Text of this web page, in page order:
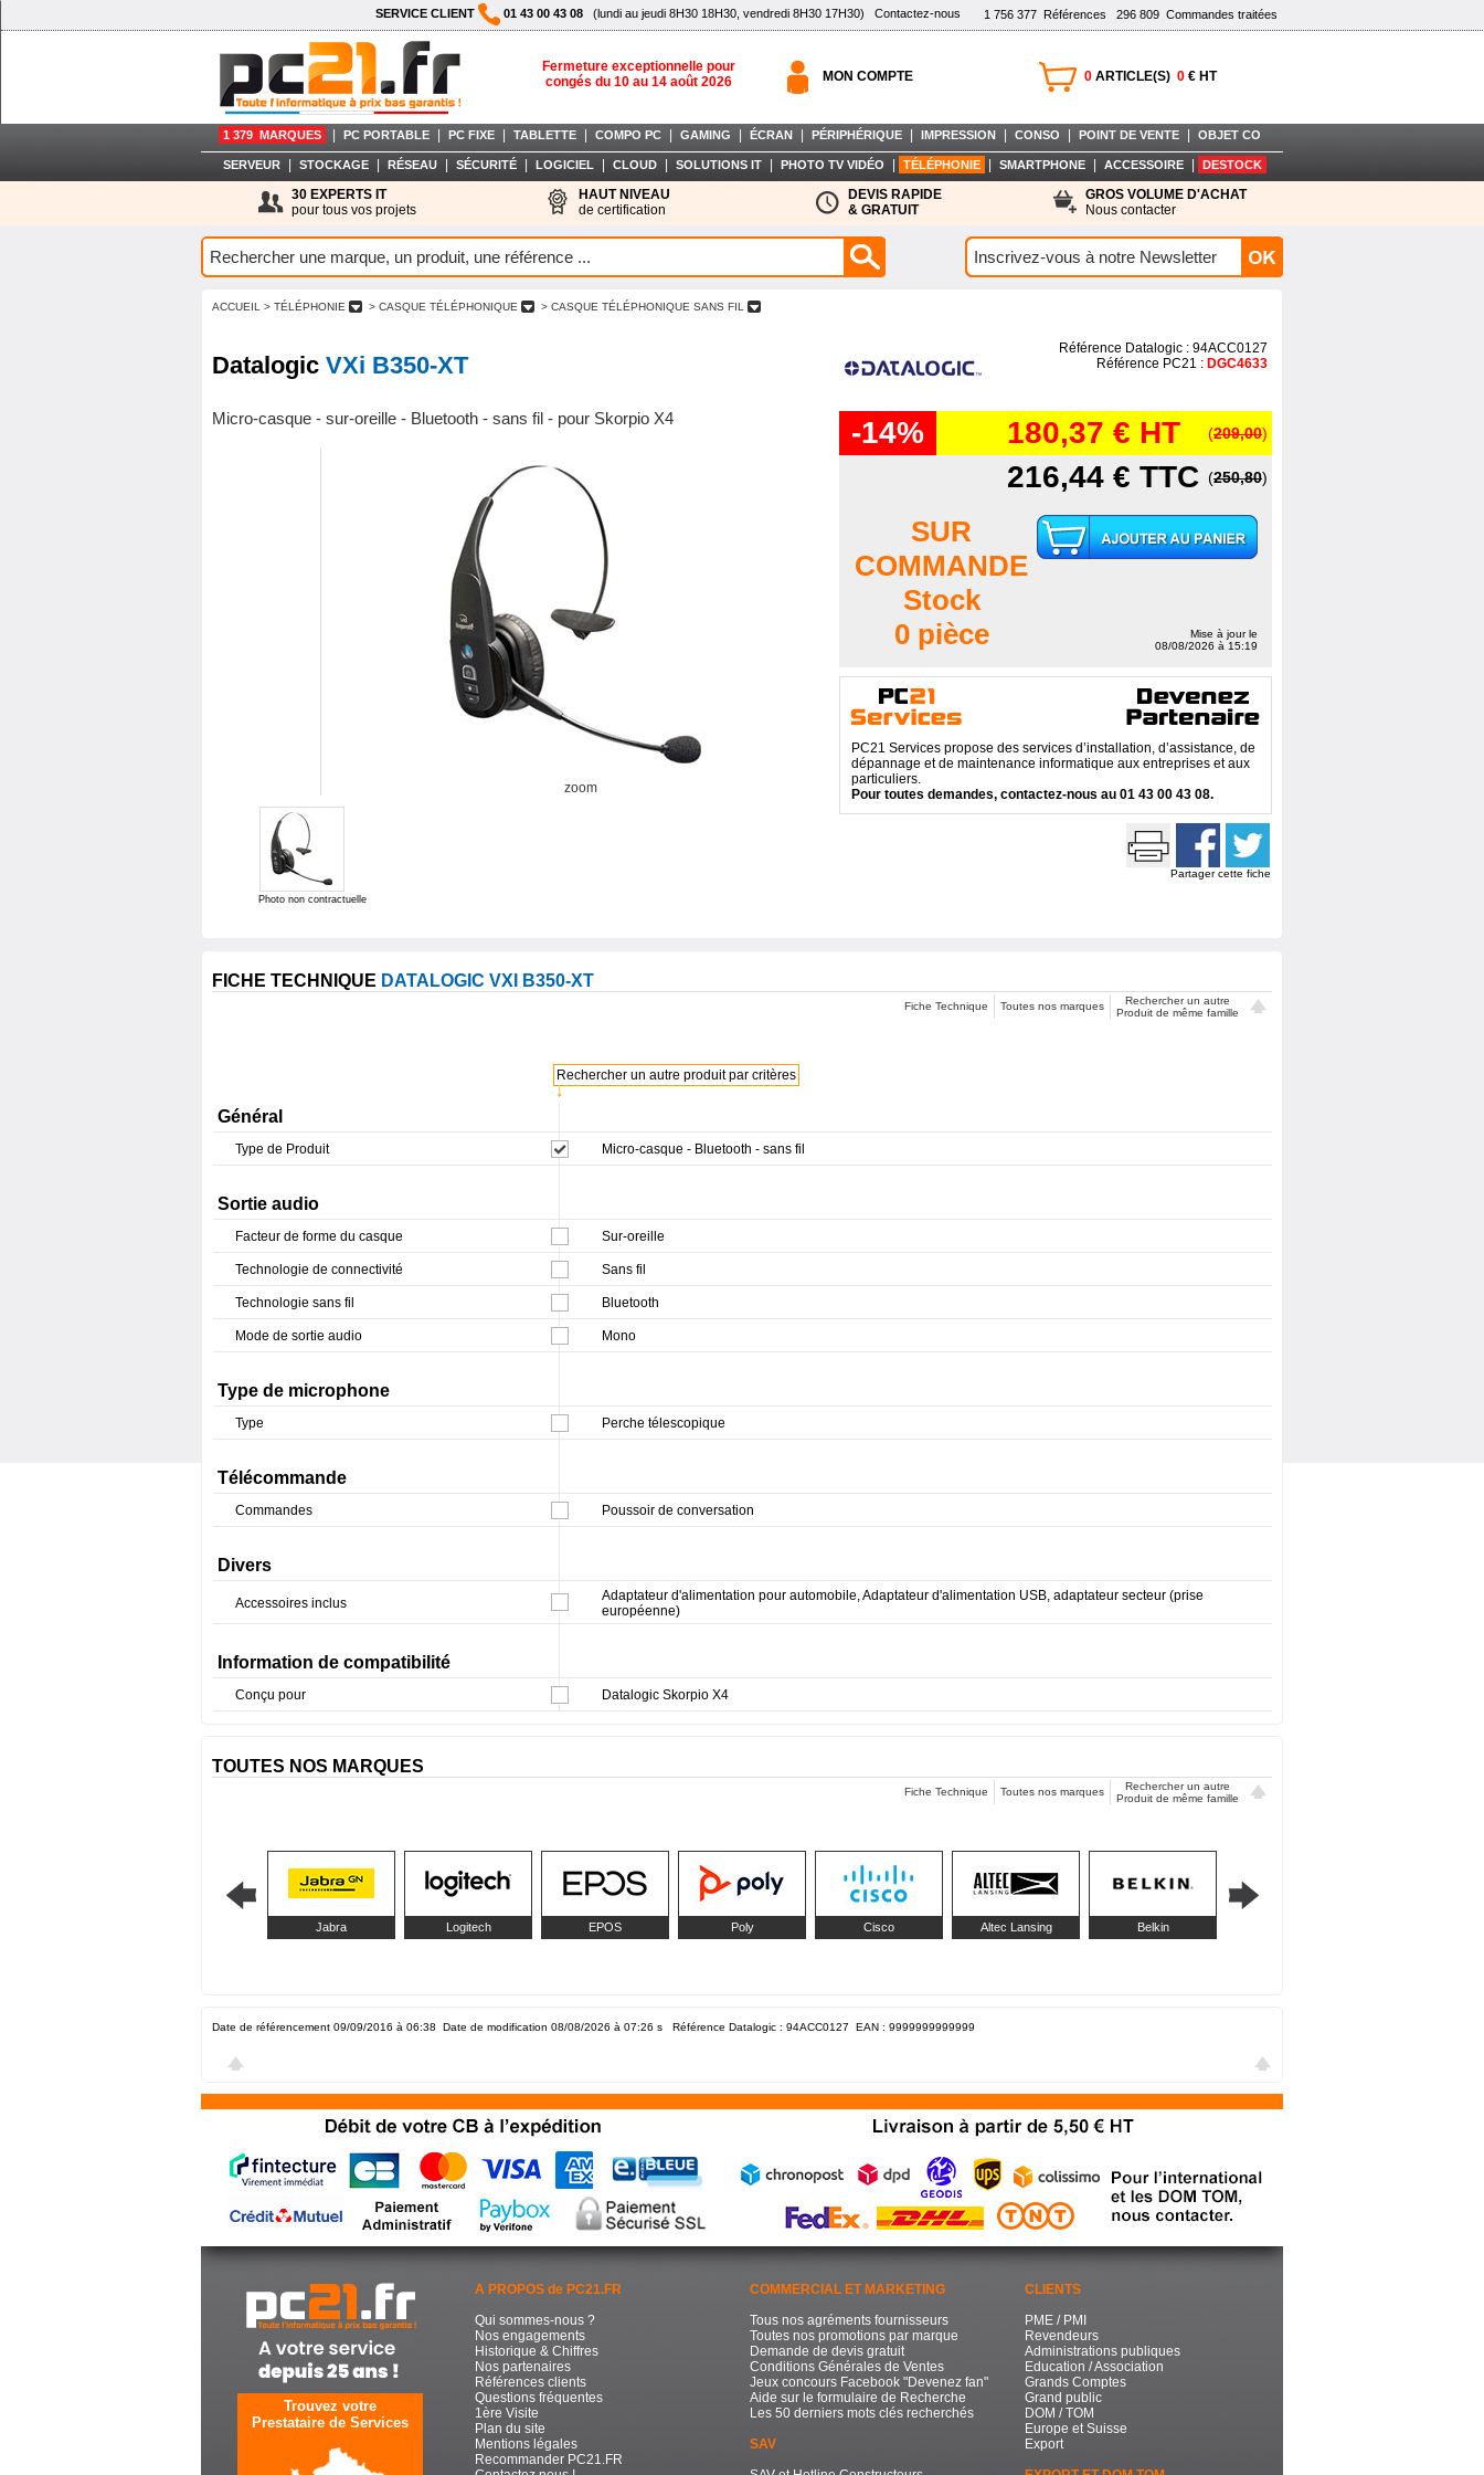
1 756 377 Références 296 809 Commandes traitées
SERVICE CLIENT 01 43 00 43 08 (lundi au jeudi 8H30 18H30, vendredi 8H30 17H30) Contactez-nous
Fermeture exceptionnelle pour
congés du 10 au 14 août 2026
0 ARTICLE(S) 0 € HT
MON COMPTE
1 379 MARQUES PC PORTABLE PC FIXE TABLETTE COMPO PC GAMING ÉCRAN PÉRIPHÉRIQUE IMPRESSION CONSO POINT DE VENTE OBJET CO
SERVEUR STOCKAGE RÉSEAU SÉCURITÉ LOGICIEL CLOUD SOLUTIONS IT PHOTO TV VIDÉO TÉLÉPHONIE SMARTPHONE ACCESSOIRE DESTOCK
30 EXPERTS IT
pour tous vos projets
HAUT NIVEAU
de certification
DEVIS RAPIDE
& GRATUIT
GROS VOLUME D'ACHAT
Nous contacter
ACCUEIL > TÉLÉPHONIE > CASQUE TÉLÉPHONIQUE > CASQUE TÉLÉPHONIQUE SANS FIL
Datalogic VXi B350-XT
Micro-casque - sur-oreille - Bluetooth - sans fil - pour Skorpio X4
zoom
Photo non contractuelle
Référence Datalogic : 94ACC0127
Référence PC21 : DGC4633
-14% 180,37 € HT (209,00)
216,44 € TTC (250,80)
SUR
COMMANDE
Stock
0 pièce
Mise à jour le
08/08/2026 à 15:19
PC21 Services propose des services d’installation, d’assistance, de
dépannage et de maintenance informatique aux entreprises et aux
particuliers.
Pour toutes demandes, contactez-nous au 01 43 00 43 08.
Partager cette fiche
FICHE TECHNIQUE DATALOGIC VXI B350-XT
Fiche Technique Toutes nos marques
Rechercher un autre
Produit de même famille
↓
Rechercher un autre produit par critères
Général
Type de Produit Micro-casque - Bluetooth - sans fil
Sortie audio
Facteur de forme du casque Sur-oreille
Technologie de connectivité Sans fil
Technologie sans fil Bluetooth
Mode de sortie audio Mono
Type de microphone
Type Perche télescopique
Télécommande
Commandes Poussoir de conversation
Divers
Accessoires inclus
Adaptateur d'alimentation pour automobile, Adaptateur d'alimentation USB, adaptateur secteur (prise
européenne)
Information de compatibilité
Conçu pour Datalogic Skorpio X4
TOUTES NOS MARQUES
Fiche Technique Toutes nos marques
Rechercher un autre
Produit de même famille
Jabra Logitech EPOS Poly Cisco Altec Lansing Belkin
Date de référencement 09/09/2016 à 06:38 Date de modification 08/08/2026 à 07:26 s Référence Datalogic : 94ACC0127 EAN : 9999999999999
Trouvez votre
Prestataire de Services
A PROPOS de PC21.FR
Qui sommes-nous ?
Nos engagements
Historique & Chiffres
Nos partenaires
Références clients
Questions fréquentes
1ère Visite
Plan du site
Mentions légales
Recommander PC21.FR
COMMERCIAL ET MARKETING
Tous nos agréments fournisseurs
Toutes nos promotions par marque
Demande de devis gratuit
Conditions Générales de Ventes
Jeux concours Facebook "Devenez fan"
Aide sur le formulaire de Recherche
Les 50 derniers mots clés recherchés
SAV
CLIENTS
PME / PMI
Revendeurs
Administrations publiques
Education / Association
Grands Comptes
Grand public
DOM / TOM
Europe et Suisse
Export